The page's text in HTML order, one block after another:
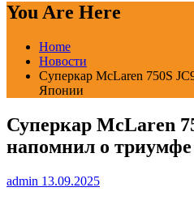
You Are Here
Home
Новости
Суперкар McLaren 750S
Японии
Суперкар McLaren
напомнил о
admin 13.09.2025